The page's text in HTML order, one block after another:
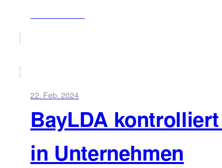
22. Feb. 2024
BayLDA
in Unternehmen